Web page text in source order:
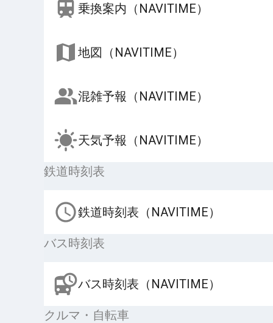
乗換案内（NAVITIME）
地図（NAVITIME）
混雑予報（NAVITIME）
天気予報（NAVITIME）
鉄道時刻表
鉄道時刻表（NAVITIME）
バス時刻表
バス時刻表（NAVITIME）
クルマ・自転車